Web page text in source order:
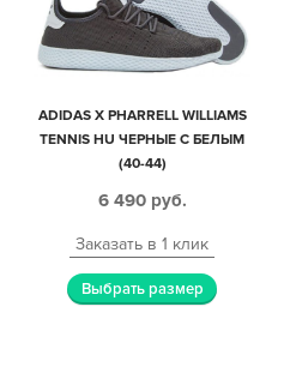
ADIDAS X PHARRELL WILLIAMS
TENNIS HU ЧЕРНЫЕ С БЕЛЫМ
(40-44)
6 490 руб.
Заказать в 1 клик
Выбрать размер